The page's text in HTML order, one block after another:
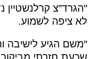
"הגרד"צ
לא ציפה לשמוע.
"משם הגיע לישיבה
שכעת חזרתי